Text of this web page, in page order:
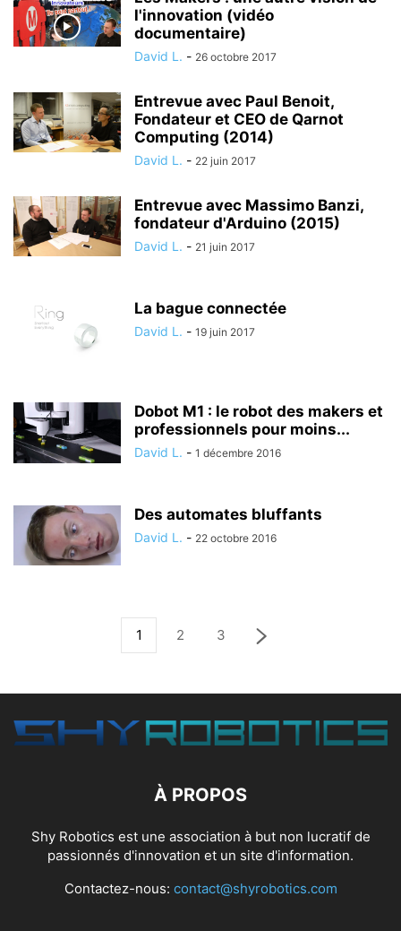
l'innovation (vidéo
documentaire)
David L. - 26 octobre 2017
Entrevue avec Paul Benoit,
Fondateur et CEO de Qarnot
Computing (2014)
David L. - 22 juin 2017
Entrevue avec Massimo Banzi,
fondateur d'Arduino (2015)
David L. - 21 juin 2017
La bague connectée
David L. - 19 juin 2017
Dobot M1 : le robot des makers et
professionnels pour moins...
David L. - 1 décembre 2016
Des automates bluffants
David L. - 22 octobre 2016
1 2 3
À PROPOS
Shy Robotics est une association à but non lucratif de
passionnés d'innovation et un site d'information.
Contactez-nous: contact@shyrobotics.com